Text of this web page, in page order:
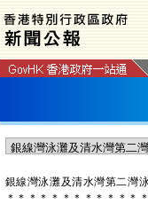
銀線灣泳灘及清水灣第二灣
＊ ＊ ＊ ＊ ＊ ＊ ＊ ＊ ＊ ＊ ＊ ＊ ＊